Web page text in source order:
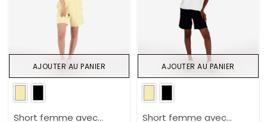
Short femme avec
AJOUTER AU PANIER
Short femme avec
AJOUTER AU PANIER